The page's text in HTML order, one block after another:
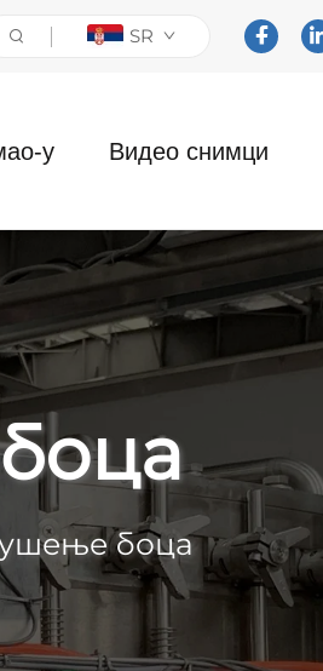
SR
у Видео снимци
боца